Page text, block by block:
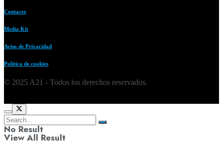
Contacto
Media Kit
Aviso de Privacidad
Política de cookies
© 2025 A21 - Todos los derechos reservados.
No Result
View All Result